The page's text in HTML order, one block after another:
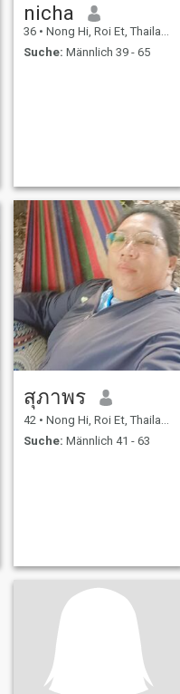
nicha
36 • Nong Hi, Roi Et, Thailand
Suche: Männlich 39 - 65
สุภาพร
42 • Nong Hi, Roi Et, Thailand
Suche: Männlich 41 - 63